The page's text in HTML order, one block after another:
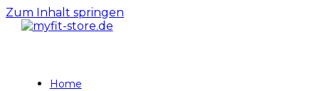
Zum Inhalt springen
Home